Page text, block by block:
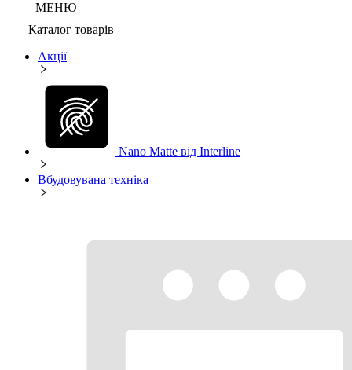
МЕНЮ
Каталог товарів
Акції
Nano Matte від Interline
Вбудовувана техніка